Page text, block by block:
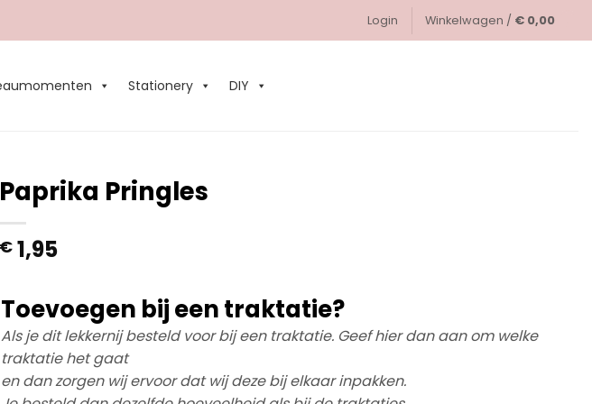
Login Winkelwagen / € 0,00
Stationery DIY
Paprika Pringles
€ 1,95
Toevoegen bij een traktatie?
Als je dit lekkernij besteld voor bij een traktatie. Geef hier dan aan om welke
traktatie het gaat
en dan zorgen wij ervoor dat wij deze bij elkaar inpakken.